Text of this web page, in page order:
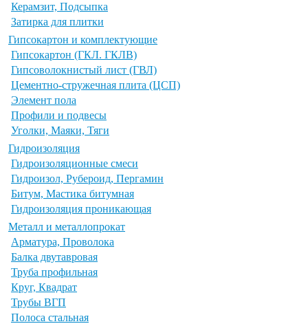
Керамзит, Подсыпка
Затирка для плитки
Гипсокартон и комплектующие
Гипсокартон (ГКЛ. ГКЛВ)
Гипсоволокнистый лист (ГВЛ)
Цементно-стружечная плита (ЦСП)
Элемент пола
Профили и подвесы
Уголки, Маяки, Тяги
Гидроизоляция
Гидроизоляционные смеси
Гидроизол, Рубероид, Пергамин
Битум, Мастика битумная
Гидроизоляция проникающая
Металл и металлопрокат
Арматура, Проволока
Балка двутавровая
Труба профильная
Круг, Квадрат
Трубы ВГП
Полоса стальная